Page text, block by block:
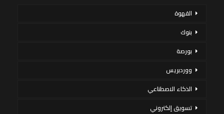
القهوة
بنوك
بورصة
ووردبريس
الذكاء الاصطناعي
تسويق إلكتروني